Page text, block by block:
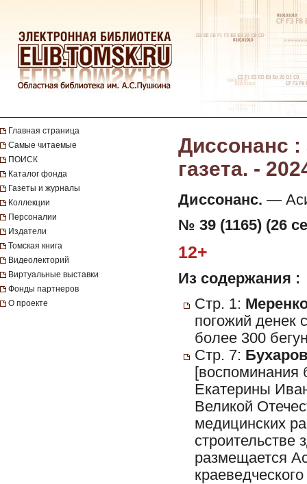
Главная страница
Самые читаемые
ПОИСК
Каталог фонда
Газеты и журналы
Коллекции
Персоналии
Издатели
Томская книга
Видеолекторий
Виртуальные выставки
Фонды партнеров
О проекте
Диссонанс :
газета. -
Диссонанс. —
№ 39 (1165) (26
12+
Из содержания :
Стр. 1:
погожий денек
более 300
Стр. 7:
[воспоминания
Екатерины
Великой
медицинских
строительстве
размещается